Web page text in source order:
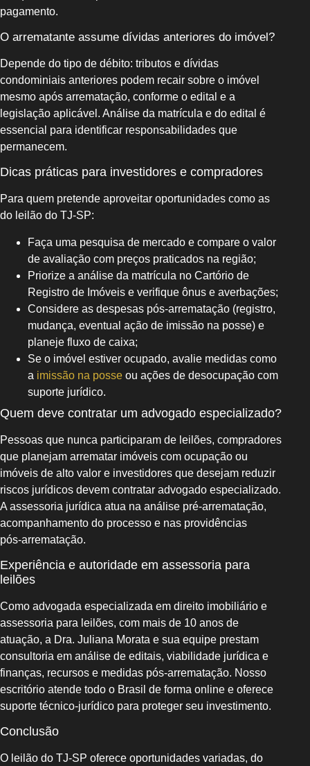
pagamento.
O arrematante assume dívidas anteriores do imóvel?
Depende do tipo de débito: tributos e dívidas
condominiais anteriores podem recair sobre o imóvel
mesmo após arrematação, conforme o edital e a
legislação aplicável. Análise da matrícula e do edital é
essencial para identificar responsabilidades que
permanecem.
Dicas práticas para investidores e compradores
Para quem pretende aproveitar oportunidades como as
do leilão do TJ‑SP:
Faça uma pesquisa de mercado e compare o valor
de avaliação com preços praticados na região;
Priorize a análise da matrícula no Cartório de
Registro de Imóveis e verifique ônus e averbações;
Considere as despesas pós‑arrematação (registro,
mudança, eventual ação de imissão na posse) e
planeje fluxo de caixa;
Se o imóvel estiver ocupado, avalie medidas como
a imissão na posse ou ações de desocupação com
suporte jurídico.
Quem deve contratar um advogado especializado?
Pessoas que nunca participaram de leilões, compradores
que planejam arrematar imóveis com ocupação ou
imóveis de alto valor e investidores que desejam reduzir
riscos jurídicos devem contratar advogado especializado.
A assessoria jurídica atua na análise pré‑arrematação,
acompanhamento do processo e nas providências
pós‑arrematação.
Experiência e autoridade em assessoria para
leilões
Como advogada especializada em direito imobiliário e
assessoria para leilões, com mais de 10 anos de
atuação, a Dra. Juliana Morata e sua equipe prestam
consultoria em análise de editais, viabilidade jurídica e
finanças, recursos e medidas pós‑arrematação. Nosso
escritório atende todo o Brasil de forma online e oferece
suporte técnico‑jurídico para proteger seu investimento.
Conclusão
O leilão do TJ‑SP oferece oportunidades variadas, do